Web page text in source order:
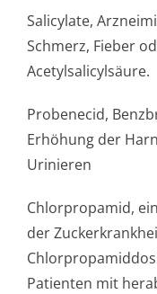
Salicylate,
Schmerz, Fieber
Acetylsalicylsäure.
Probenecid,
Erhöhung der
Urinieren
Chlorpropamid,
der
Patienten mit